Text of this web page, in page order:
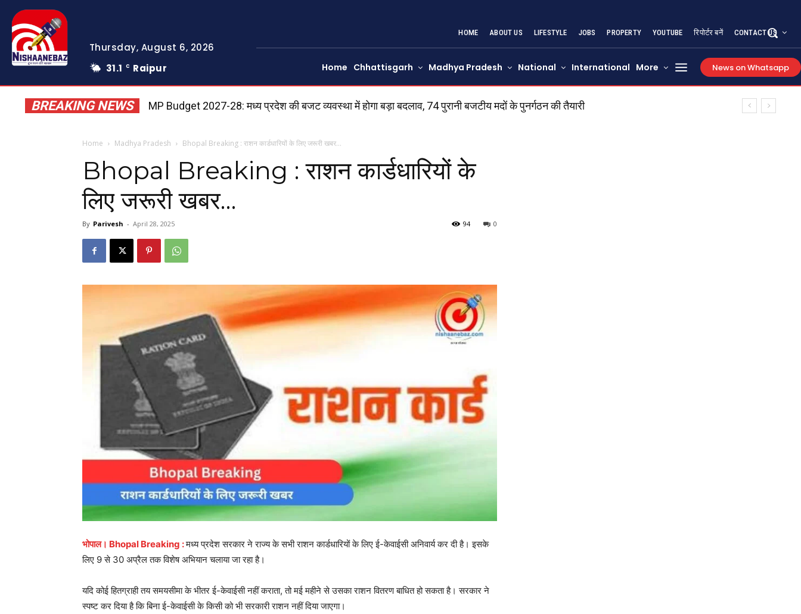
Thursday, August 6, 2026
31.1
C Raipur
HOME ABOUT US LIFESTYLE JOBS PROPERTY YOUTUBE रिपोर्टर बनें CONTACT US
Home Chhattisgarh Madhya Pradesh National International More News on Whatsapp
BREAKING NEWS MP Budget 2027-28: मध्य प्रदेश की बजट व्यवस्था में होगा बड़ा बदलाव, 74 पुरानी बजटीय मदों के पुनर्गठन की तैयारी
Home Madhya Pradesh Bhopal Breaking : राशन कार्डधारियों के लिए जरूरी खबर…
Bhopal Breaking : राशन कार्डधारियों के
लिए जरूरी खबर…
By Parivesh - April 28, 2025 0
94
भोपाल। Bhopal Breaking :मध्य प्रदेश सरकार ने राज्य के सभी राशन कार्डधारियों के लिए ई-केवाईसी अनिवार्य कर दी है। इसके
लिए 9 से 30 अप्रैल तक विशेष अभियान चलाया जा रहा है।
यदि कोई हितग्राही तय समयसीमा के भीतर ई-केवाईसी नहीं कराता, तो मई महीने से उसका राशन वितरण बाधित हो सकता है। सरकार ने
स्पष्ट कर दिया है कि बिना ई-केवाईसी के किसी को भी सरकारी राशन नहीं दिया जाएगा।